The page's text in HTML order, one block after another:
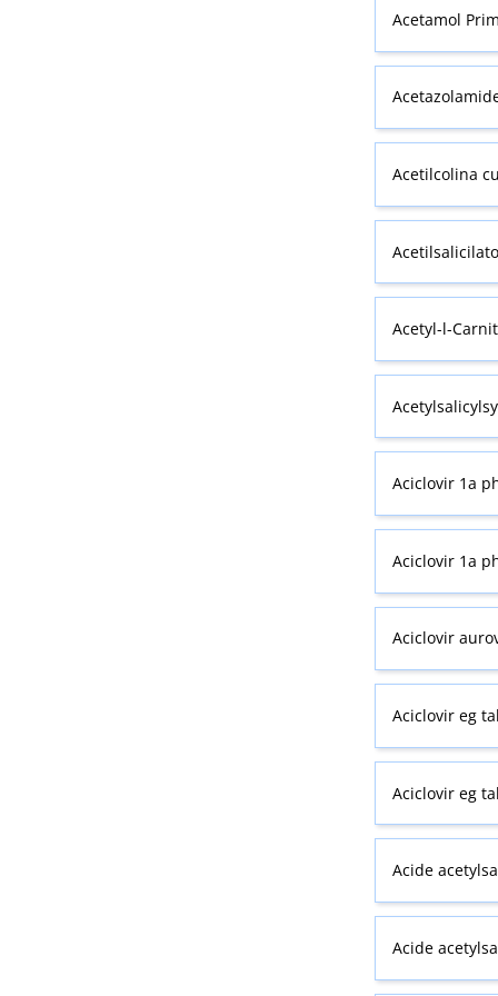
Acetamol
Acetilcolina
Acetyl-l-
Aciclovir 1a
Aciclovir 1a
Aciclovir
Aciclovir eg
Aciclovir eg
Acide
Acide